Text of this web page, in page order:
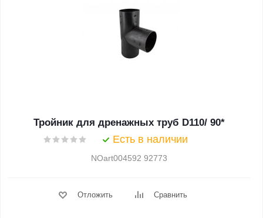
Тройник для дренажных труб D110/ 90*
Есть в наличии
NOart004592 92773
Отложить Сравнить